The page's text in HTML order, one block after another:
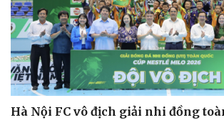
Hà Nội FC vô địch giải nhi đồng